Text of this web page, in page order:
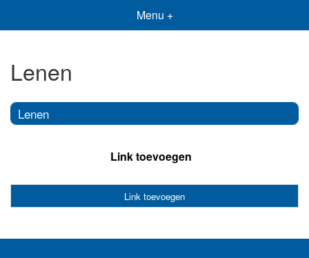
Menu +
Lenen
Lenen
Link toevoegen
Link toevoegen